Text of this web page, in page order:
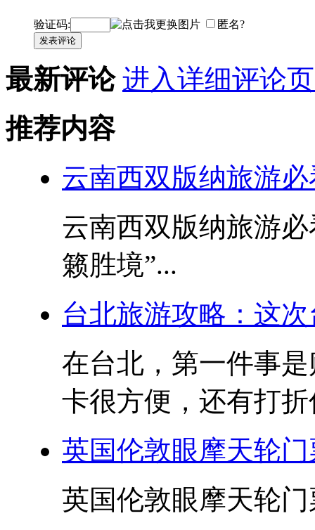
验证码: 匿名?
发表评论
最新评论 进入详细评论
推荐内容
云南西双版纳旅游
云南西双版纳旅游
籁胜境”...
台北旅游攻略：这
在台北，第一件事
卡很方便，还有打
英国伦敦眼摩天轮
英国伦敦眼摩天轮